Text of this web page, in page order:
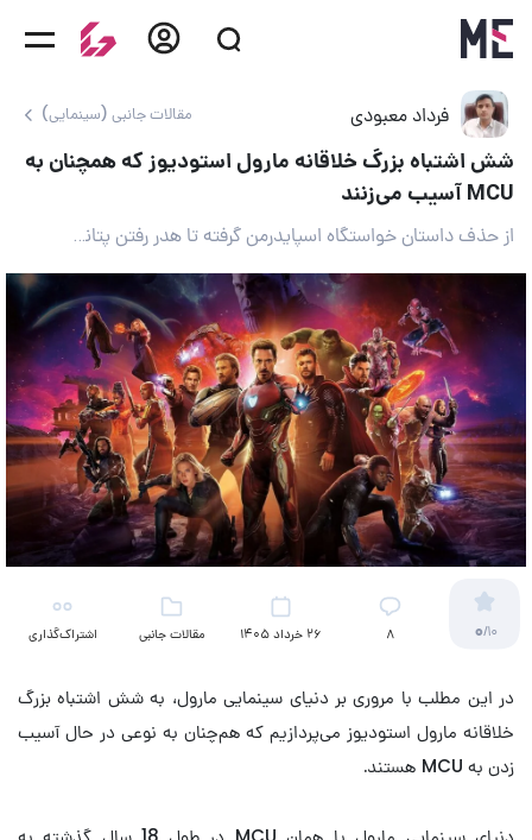
فرداد معبودی مقالات جانبی (سینمایی)
شش اشتباه بزرگ خلاقانه مارول استودیوز که همچنان به
MCU آسیب می‌زنند
از حذف داستان خواستگاه اسپایدرمن گرفته تا هدر رفتن پتانسیل پلنت هالک
0/10
8 26 خرداد 1405
مقالات جانبی
اشتراک‌گذاری
در این مطلب با مروری بر دنیای سینمایی مارول، به شش اشتباه بزرگ
خلاقانه مارول استودیوز می‌پردازیم که هم‌چنان به نوعی در حال آسیب
زدن به MCU هستند.